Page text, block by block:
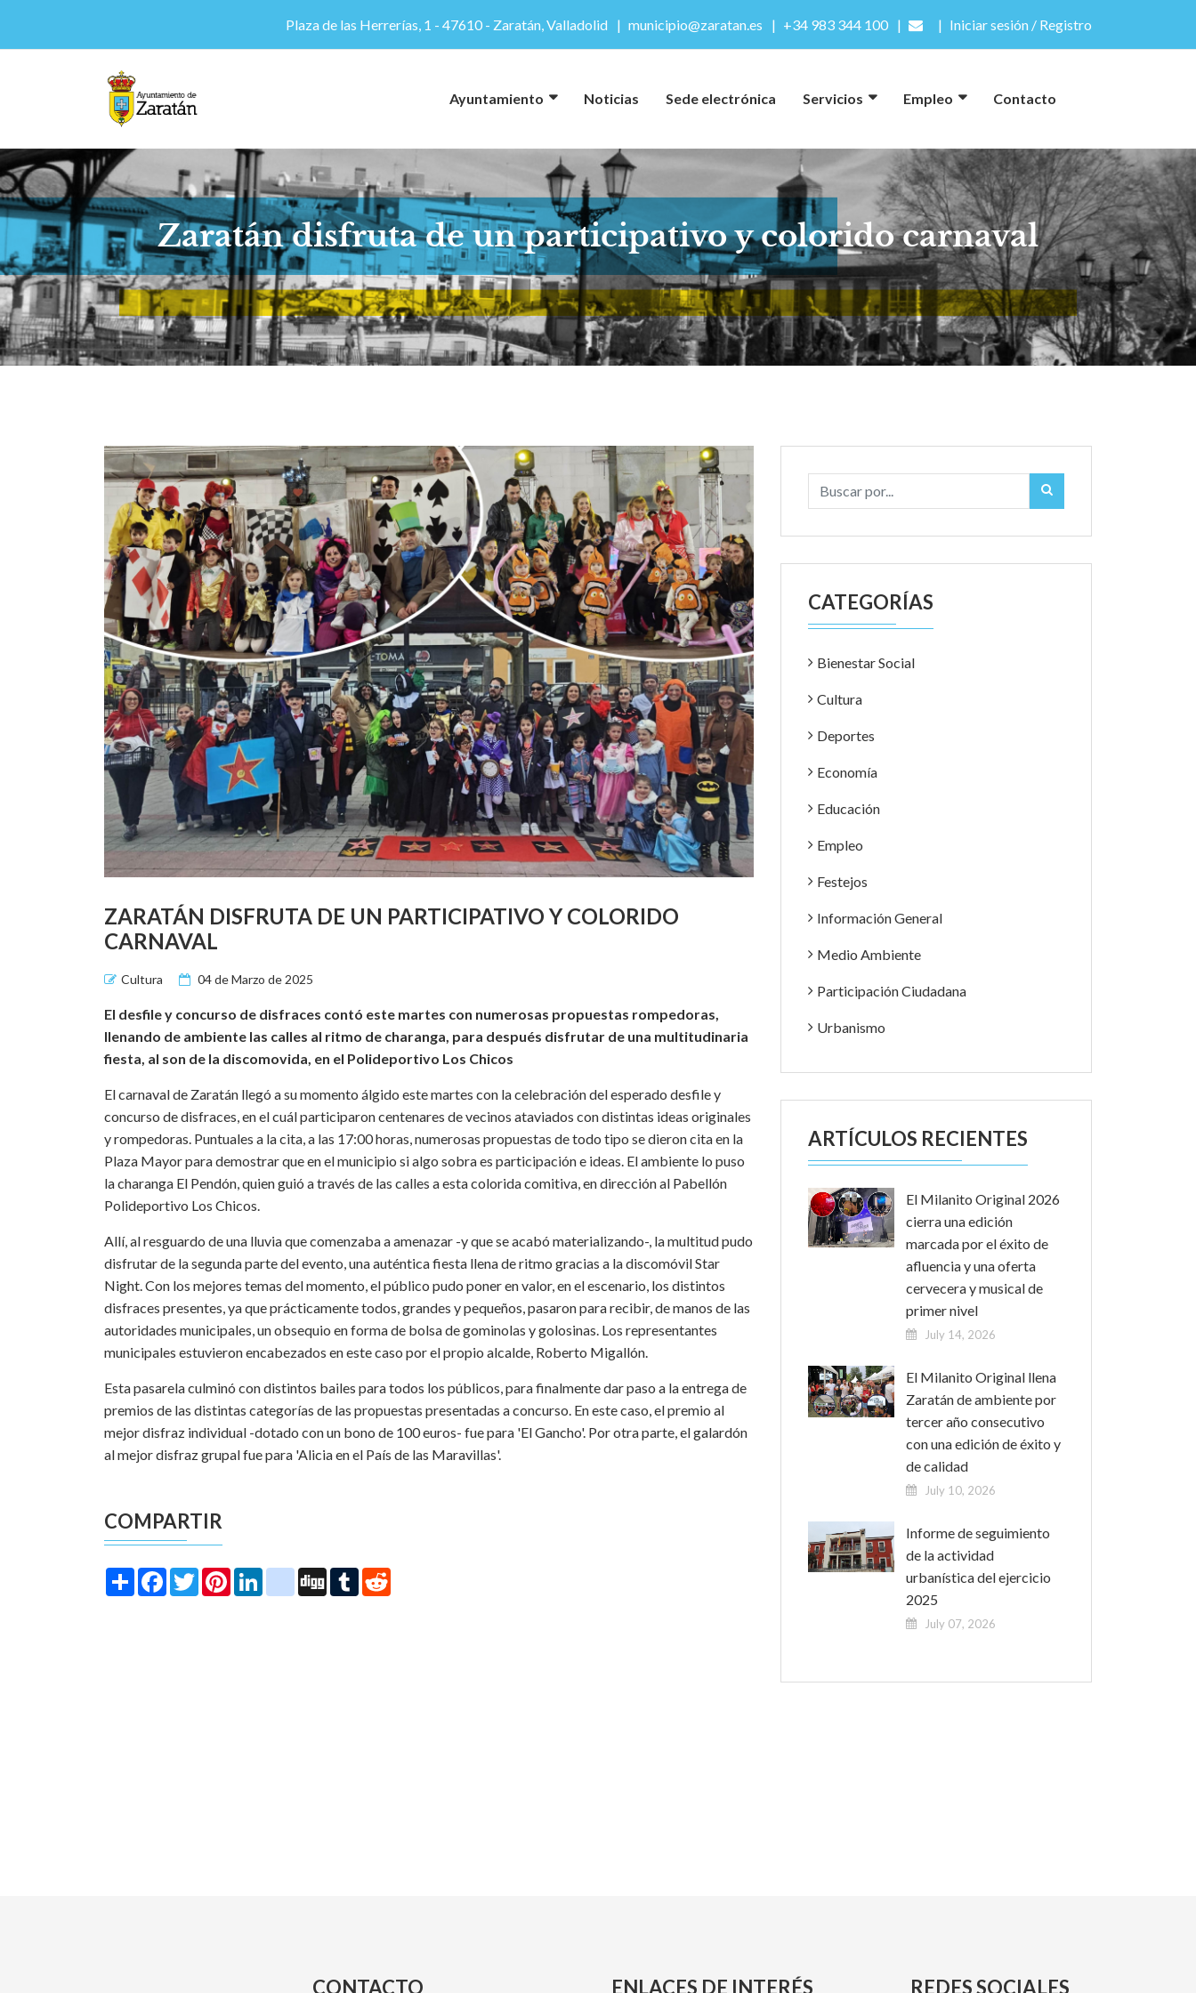
Plaza de las Herrerías, 1 - 47610 - Zaratán, Valladolid municipio@zaratan.es +34 983 344 100 Iniciar sesión / Registro
Ayuntamiento Noticias Sede electrónica Servicios Empleo Contacto
Zaratán disfruta de un participativo y colorido carnaval
ZARATÁN DISFRUTA DE UN PARTICIPATIVO Y COLORIDO
CARNAVAL
Cultura 04 de Marzo de 2025
El desfile y concurso de disfraces contó este martes con numerosas propuestas rompedoras,
llenando de ambiente las calles al ritmo de charanga, para después disfrutar de una multitudinaria
fiesta, al son de la discomovida, en el Polideportivo Los Chicos
El carnaval de Zaratán llegó a su momento álgido este martes con la celebración del esperado desfile y
concurso de disfraces, en el cuál participaron centenares de vecinos ataviados con distintas ideas originales
y rompedoras. Puntuales a la cita, a las 17:00 horas, numerosas propuestas de todo tipo se dieron cita en la
Plaza Mayor para demostrar que en el municipio si algo sobra es participación e ideas. El ambiente lo puso
la charanga El Pendón, quien guió a través de las calles a esta colorida comitiva, en dirección al Pabellón
Polideportivo Los Chicos.
Allí, al resguardo de una lluvia que comenzaba a amenazar -y que se acabó materializando-, la multitud pudo
disfrutar de la segunda parte del evento, una auténtica fiesta llena de ritmo gracias a la discomóvil Star
Night. Con los mejores temas del momento, el público pudo poner en valor, en el escenario, los distintos
disfraces presentes, ya que prácticamente todos, grandes y pequeños, pasaron para recibir, de manos de las
autoridades municipales, un obsequio en forma de bolsa de gominolas y golosinas. Los representantes
municipales estuvieron encabezados en este caso por el propio alcalde, Roberto Migallón.
Esta pasarela culminó con distintos bailes para todos los públicos, para finalmente dar paso a la entrega de
premios de las distintas categorías de las propuestas presentadas a concurso. En este caso, el premio al
mejor disfraz individual -dotado con un bono de 100 euros- fue para 'El Gancho'. Por otra parte, el galardón
al mejor disfraz grupal fue para 'Alicia en el País de las Maravillas'.
COMPARTIR
Share Facebook
TwitterPinterestLinkedIninstagram
Digg Tumblr
CATEGORÍAS
Bienestar Social
Cultura
Deportes
Economía
Educación
Empleo
Festejos
Información General
Medio Ambiente
Participación Ciudadana
Urbanismo
ARTÍCULOS RECIENTES
El Milanito Original 2026
cierra una edición
marcada por el éxito de
afluencia y una oferta
cervecera y musical de
primer nivel
July 14, 2026
El Milanito Original llena
Zaratán de ambiente por
tercer año consecutivo
con una edición de éxito y
de calidad
July 10, 2026
Informe de seguimiento
de la actividad
urbanística del ejercicio
2025
July 07, 2026
CONTACTO ENLACES DE INTERÉS REDES SOCIALES